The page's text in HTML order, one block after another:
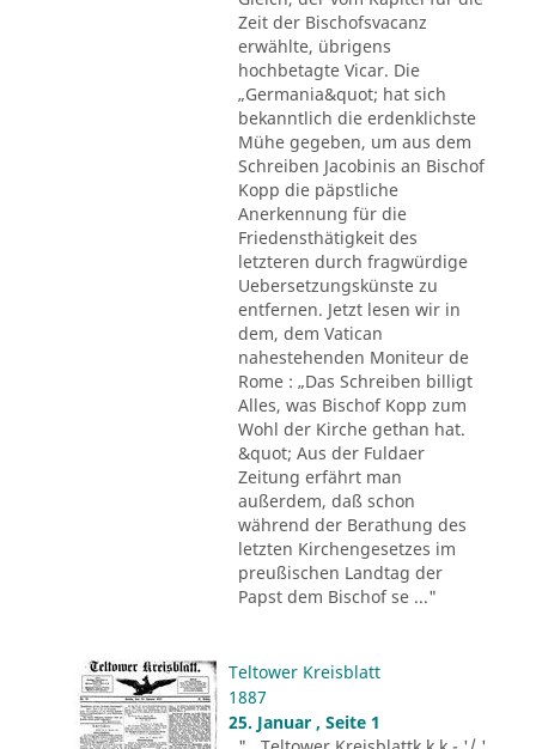
Zeit der Bischofsvacanz
erwählte, übrigens
hochbetagte Vicar. Die
„Germania&quot; hat sich
bekanntlich die erdenklichste
Mühe gegeben, um aus dem
Schreiben Jacobinis an Bischof
Kopp die päpstliche
Anerkennung für die
Friedensthätigkeit des
letzteren durch fragwürdige
Uebersetzungskünste zu
entfernen. Jetzt lesen wir in
dem, dem Vatican
nahestehenden Moniteur de
Rome : „Das Schreiben billigt
Alles, was Bischof Kopp zum
Wohl der Kirche gethan hat.
&quot; Aus der Fuldaer
Zeitung erfährt man
außerdem, daß schon
während der Berathung des
letzten Kirchengesetzes im
preußischen Landtag der
Papst dem Bischof se ..."
Teltower Kreisblatt
1887
25. Januar , Seite 1